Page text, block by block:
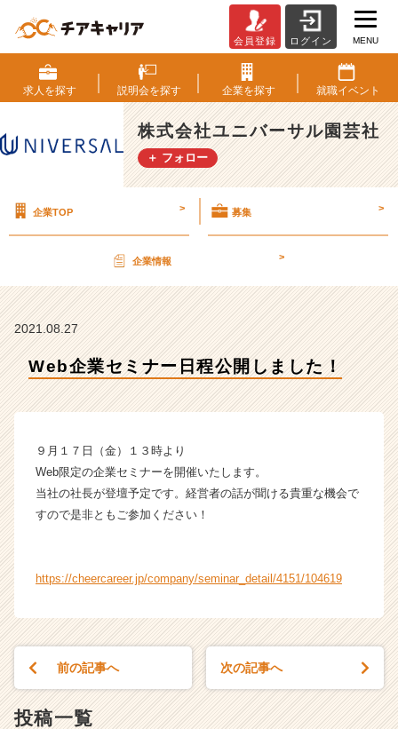
e
b
企
業
セ
ミ
程
公
し
【株
式
ニ
バ
ー
サ
社
イ
会員登録 ログイン MENU
求人を探す 説明会を探す 企業を探す 就職イベント
株式会社ユニバーサル園芸社
＋ フォロー
企業TOP > 募集 >
企業情報 >
2021.08.27
Web企業セミナー日程公開しました！
９月１７日（金）１３時より
Web限定の企業セミナーを開催いたします。
当社の社長が登壇予定です。経営者の話が聞ける貴重な機会で
すので是非ともご参加ください！
https://cheercareer.jp/company/seminar_detail/4151/104619
前の記事へ 次の記事へ
投稿一覧